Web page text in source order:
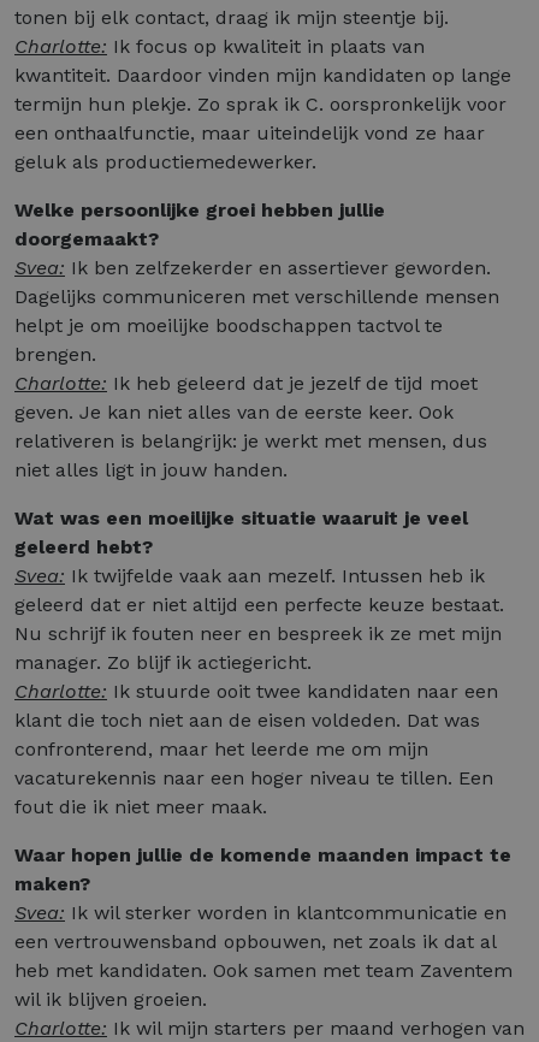
tonen bij elk contact, draag ik mijn steentje bij.
Charlotte: Ik focus op kwaliteit in plaats van
kwantiteit. Daardoor vinden mijn kandidaten op lange
termijn hun plekje. Zo sprak ik C. oorspronkelijk voor
een onthaalfunctie, maar uiteindelijk vond ze haar
geluk als productiemedewerker.
Welke persoonlijke groei hebben jullie
doorgemaakt?
Svea: Ik ben zelfzekerder en assertiever geworden.
Dagelijks communiceren met verschillende mensen
helpt je om moeilijke boodschappen tactvol te
brengen.
Charlotte: Ik heb geleerd dat je jezelf de tijd moet
geven. Je kan niet alles van de eerste keer. Ook
relativeren is belangrijk: je werkt met mensen, dus
niet alles ligt in jouw handen.
Wat was een moeilijke situatie waaruit je veel
geleerd hebt?
Svea: Ik twijfelde vaak aan mezelf. Intussen heb ik
geleerd dat er niet altijd een perfecte keuze bestaat.
Nu schrijf ik fouten neer en bespreek ik ze met mijn
manager. Zo blijf ik actiegericht.
Charlotte: Ik stuurde ooit twee kandidaten naar een
klant die toch niet aan de eisen voldeden. Dat was
confronterend, maar het leerde me om mijn
vacaturekennis naar een hoger niveau te tillen. Een
fout die ik niet meer maak.
Waar hopen jullie de komende maanden impact te
maken?
Svea: Ik wil sterker worden in klantcommunicatie en
een vertrouwensband opbouwen, net zoals ik dat al
heb met kandidaten. Ook samen met team Zaventem
wil ik blijven groeien.
Charlotte: Ik wil mijn starters per maand verhogen van